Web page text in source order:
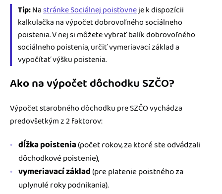
Tip:Nastránke Sociálnej poisťovneje k dispozícii
kalkulačka na výpočet dobrovoľného sociálneho
poistenia. V nej si môžete vybrať balík dobrovoľného
sociálneho poistenia, určiť vymeriavací základ a
vypočítať výšku poistenia.
Ako na výpočet dôchodku SZČO?
Výpočet starobného dôchodku pre SZČO vychádza
predovšetkým z 2 faktorov:
dĺžka poistenia(počet rokov, za ktoré ste odvádzali
dôchodkové poistenie),
vymeriavací základ(pre platenie poistného za
uplynulé roky podnikania).